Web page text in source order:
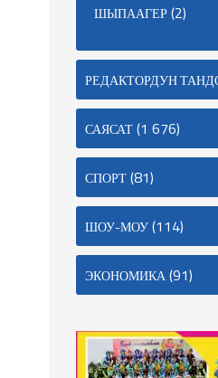
ШЫПААГЕР(2)
РЕДАКТОРДУН
САЯСАТ(1 676)
СПОРТ(81)
ШОУ-МОУ(114)
ЭКОНОМИКА(91)